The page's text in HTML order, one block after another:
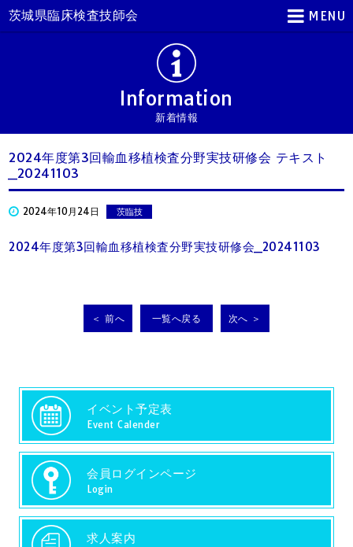
MENU
茨城県臨床検査技師会
Information
新着情報
2024年度第3回輸血移植検査分野実技研修会 テキスト
_20241103
2024年10月24日 茨臨技
2024年度第3回輸血移植検査分野実技研修会_20241103
＜ 前へ 一覧へ戻る 次へ ＞
イベント予定表
Event Calender
会員ログインページ
Login
求人案内